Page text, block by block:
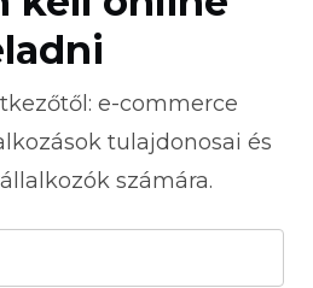
e-commerce
tulajdonosai és
számára.